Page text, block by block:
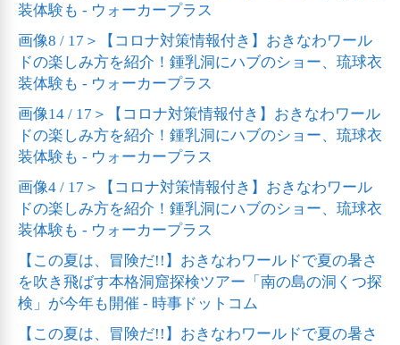
装体験も - ウォーカープラス
画像8 / 17＞【コロナ対策情報付き】おきなわワール
ドの楽しみ方を紹介！鍾乳洞にハブのショー、琉球衣
装体験も - ウォーカープラス
画像14 / 17＞【コロナ対策情報付き】おきなわワール
ドの楽しみ方を紹介！鍾乳洞にハブのショー、琉球衣
装体験も - ウォーカープラス
画像4 / 17＞【コロナ対策情報付き】おきなわワール
ドの楽しみ方を紹介！鍾乳洞にハブのショー、琉球衣
装体験も - ウォーカープラス
【この夏は、冒険だ!!】おきなわワールドで夏の暑さ
を吹き飛ばす本格洞窟探検ツアー「南の島の洞くつ探
検」が今年も開催 - 時事ドットコム
【この夏は、冒険だ!!】おきなわワールドで夏の暑さ